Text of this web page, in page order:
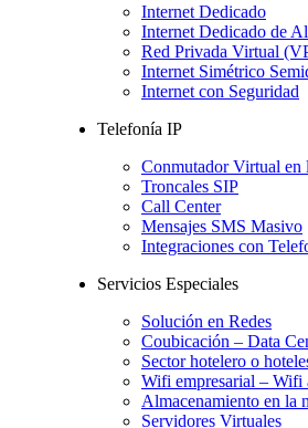
Internet Dedicado
Internet Dedicado de
Red Privada Virtual
Internet Simétrico
Internet con Seguridad
Telefonía IP
Conmutador Virtual en
Troncales SIP
Call Center
Mensajes SMS Masivo
Integraciones con
Servicios Especiales
Solución en Redes
Coubicación – Data
Sector hotelero o
Wifi empresarial – Wifi
Almacenamiento en la
Servidores Virtuales